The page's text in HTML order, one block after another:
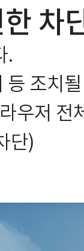
차
.
조치
우저 전
단)